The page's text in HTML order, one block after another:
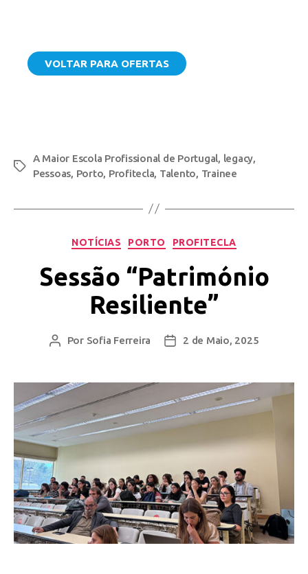
VOLTAR PARA OFERTAS
A Maior Escola Profissional de Portugal, legacy,
Pessoas, Porto, Profitecla, Talento, Trainee
NOTÍCIAS PORTO PROFITECLA
Sessão “Património
Resiliente”
Por Sofia Ferreira 2 de Maio, 2025